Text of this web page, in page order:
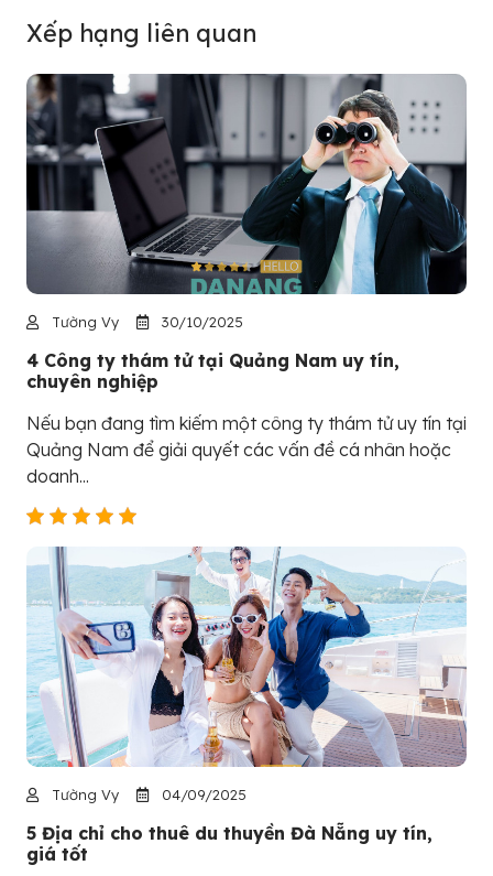
Xếp hạng liên quan
Tường Vy 30/10/2025
4 Công ty thám tử tại Quảng Nam uy tín,
chuyên nghiệp
Nếu bạn đang tìm kiếm một công ty thám tử uy tín tại
Quảng Nam để giải quyết các vấn đề cá nhân hoặc
doanh...
Tường Vy 04/09/2025
5 Địa chỉ cho thuê du thuyền Đà Nẵng uy tín,
giá tốt